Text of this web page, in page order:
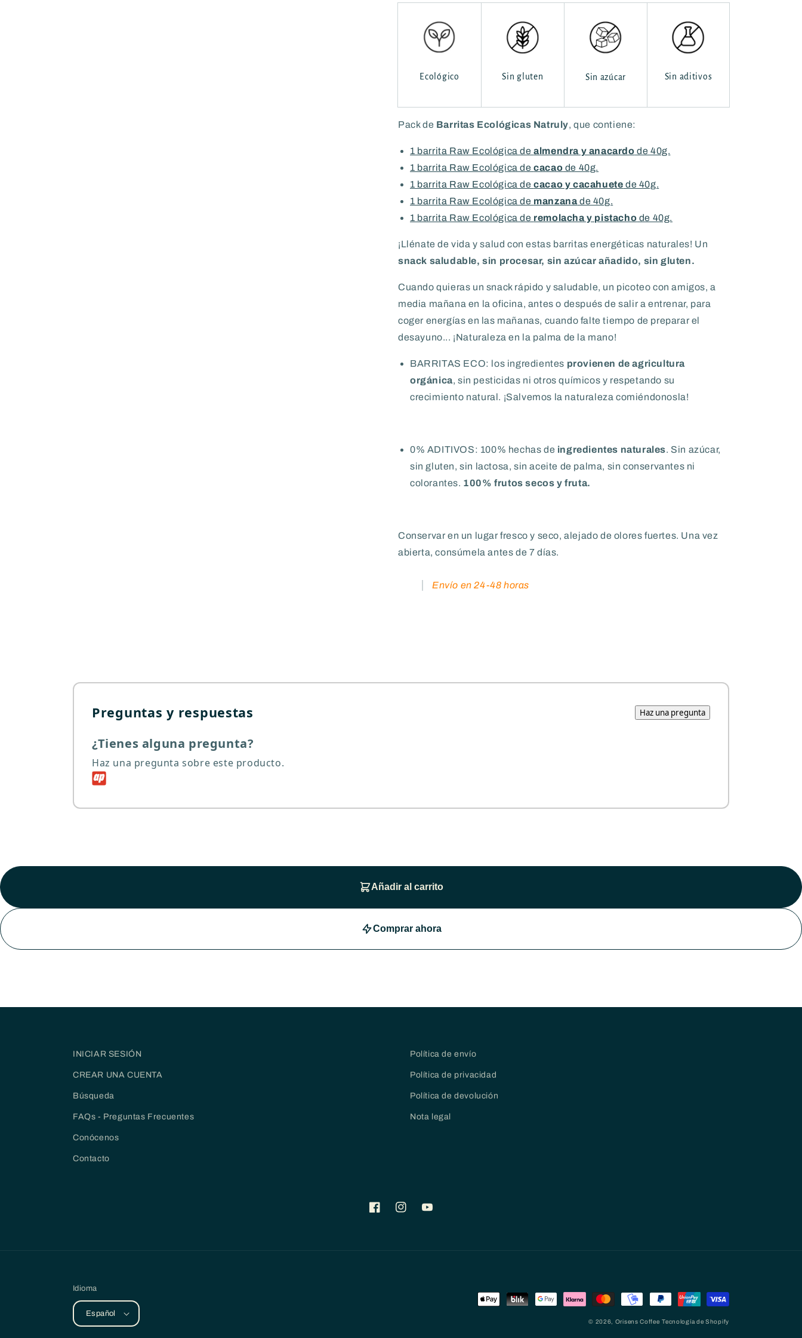
Ecológico Sin gluten Sin azúcar Sin aditivos
Pack de Barritas Ecológicas Natruly, que contiene:
1 barrita Raw Ecológica dealmendra y anacardo de 40g.
1 barrita Raw Ecológica decacao de 40g.
1 barrita Raw Ecológica decacao y cacahuete de 40g.
1 barrita Raw Ecológica de manzana de 40g.
1 barrita Raw Ecológica de remolacha y pistacho de 40g.
¡Llénate de vida y salud con estas barritas energéticas naturales! Un
snack saludable, sin procesar, sin azúcar añadido, sin gluten.
Cuando quieras un snack rápido y saludable, un picoteo con amigos, a
media mañana en la oficina, antes o después de salir a entrenar, para
coger energías en las mañanas, cuando falte tiempo de preparar el
desayuno... ¡Naturaleza en la palma de la mano!
BARRITAS ECO: los ingredientes provienen de agricultura
orgánica, sin pesticidas ni otros químicos y respetando su
crecimiento natural. ¡Salvemos la naturaleza comiéndonosla!
0% ADITIVOS: 100% hechas de ingredientes naturales. Sin azúcar,
sin gluten, sin lactosa, sin aceite de palma, sin conservantes ni
colorantes. 100% frutos secos y fruta.
Conservar en un lugar fresco y seco, alejado de olores fuertes. Una vez
abierta, consúmela antes de 7 días.
Envío en 24-48 horas
Preguntas y respuestas Haz una pregunta
¿Tienes alguna pregunta?
Haz una pregunta sobre este producto.
Añadir al carrito
Comprar ahora
INICIAR SESIÓN
CREAR UNA CUENTA
Búsqueda
FAQs - Preguntas Frecuentes
Conócenos
Contacto
Política de envío
Política de privacidad
Política de devolución
Nota legal
FacebookInstagramYouTube
Idioma
Español
Formas
© 2026, Orisens Coffee Tecnología de Shopify